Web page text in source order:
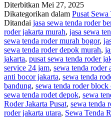
Diterbitkan Mei 27, 2025
Dikategorikan dalam Pusat Sewa
Ditandai jasa sewa tenda roder
roder jakarta murah, jasa sewa
sewa tenda roder murah bogor,
sewa tenda roder depok murah,
jakarta, pusat sewa tenda roder
service 24 jam, sewa tenda roder
anti bocor jakarta, sewa tenda
bandung, sewa tenda roder block
sewa tenda rodet depok, sewa
Roder Jakarta Pusat, sewa tenda
roder jakarta utara, Sewa Tenda